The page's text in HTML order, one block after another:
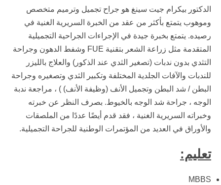
الدكتور بيكرام جيت سينغ هو جراح تجميل وترميم متخصص
وموهوب يتمتع بأكثر من عقد من الخبرة السريرية الغنية في
رصيده. يتمتع بخبرة جيدة في الإجراءات الجراحية التجميلية
المتقدمة مثل زراعة الشعر بتقنية FUE وشفط الدهون وجراحة
التثدي بدون ندبات (تصغير الثدي عند الذكور) والعلاج بالليزر
للندبات والآفات الجلدية المختلفة وتكبير الثدي وتصغيره وجراحة
البطن / شد البطن وتجميل الأنف (وظيفة الأنف) ) ، مراجعة ندبة
الوجه ، جراحة شد الوجه بالخيوط. بصرف النظر عن خبرته
وخبراته السريرية الغنية ، فقد قدم أيضًا عددًا من الملصقات
والأوراق في العديد من المؤتمرات الوطنية للجراحة التجميلية.
تعليم:
MBBS